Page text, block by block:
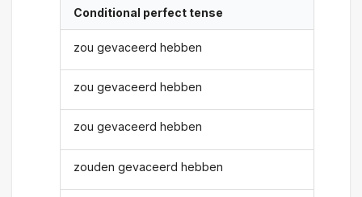
Conditional perfect tense
zou gevaceerd hebben
zou gevaceerd hebben
zou gevaceerd hebben
zouden gevaceerd hebben